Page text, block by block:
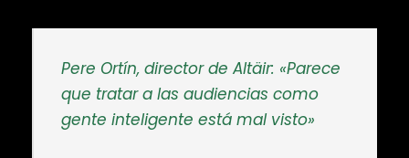
Pere Ortín, director de Altäir: «Parece
que tratar a las audiencias como
gente inteligente está mal visto»